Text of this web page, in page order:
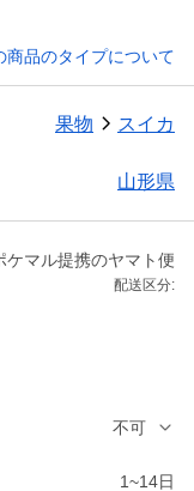
商品のタイプについて
果物 スイカ
山形県
ケマル提携のヤマト便
配送区分:
不可
1~14日